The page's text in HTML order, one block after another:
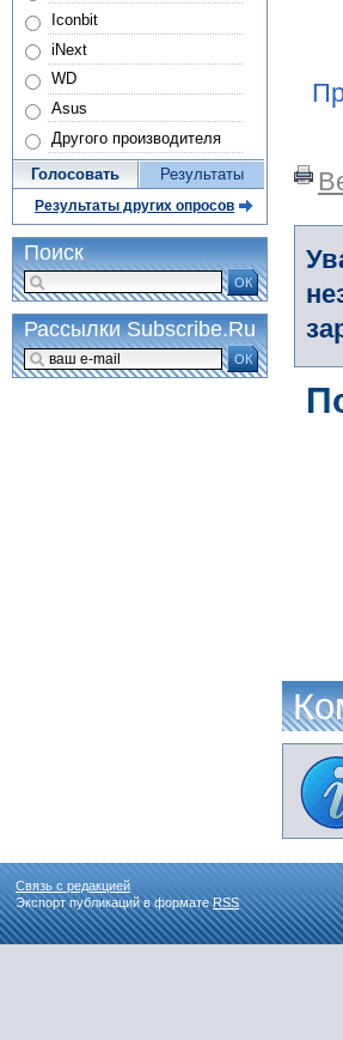
Iconbit
iNext
WD
Asus
Другого производителя
Голосовать Результаты
Результаты других опросов
Поиск
ОК
Рассылки Subscribe.Ru
ОК
Связь с редакцией
Экспорт публикаций в форматеRSS